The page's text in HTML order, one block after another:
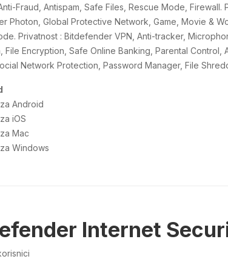
Fraud, Antispam, Safe Files, Rescue Mode, Firewall.
Photon, Global Protective Network, Game, Movie &
Privatnost : Bitdefender VPN, Anti-tracker,
File Encryption, Safe Online Banking, Parental Control,
Network Protection, Password Manager, File
Android
iOS
Mac
Windows
Internet